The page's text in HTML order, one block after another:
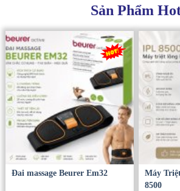
Sản Phẩm
Đai massage Beurer Em32
Máy
8500